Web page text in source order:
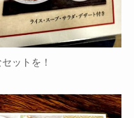
ットを！